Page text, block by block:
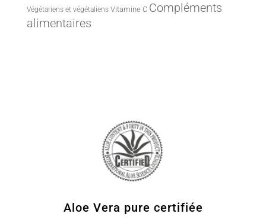
Végétariens et végétaliens Vitamine C Compléments
alimentaires
Aloe Vera pure certifiée